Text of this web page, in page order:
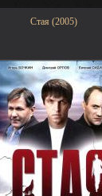
Стая (2005)